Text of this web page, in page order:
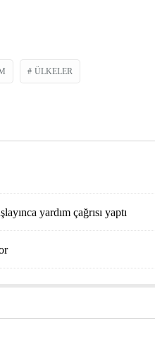
ÜLKELER
yardım çağrısı yaptı